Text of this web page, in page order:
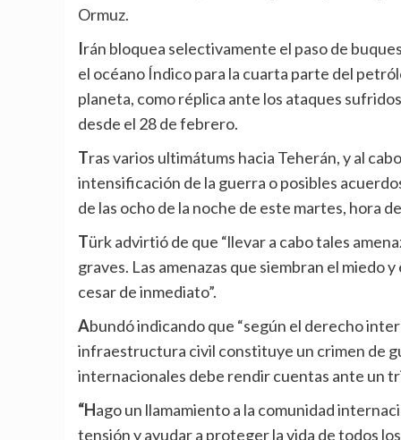
Ormuz.
Irán bloquea selectivamente el paso de buques por el estrecho de Ormuz, salida del golfo Pérsico hacia
el océano Índico para la cuarta parte del
planeta, como réplica ante los ataques
desde el 28 de febrero.
Tras varios ultimátums hacia Teherán, y al cabo de días cargados de declaraciones contradictorias sobre
intensificación de la guerra o posibles
de las ocho de la noche de este martes, hora
Türk advirtió de que “llevar a cabo tales amenazas constituye uno de los crímenes internacionales más
graves. Las amenazas que siembran el
cesar de inmediato”.
Abundó indicando que “según el derecho internacional, atacar deliberadamente a civiles e
infraestructura civil constituye un crimen de
internacionales debe rendir cuentas ante un
“Hago un llamamiento a la comunidad internacional para que tome medidas urgentes para reducir la
tensión y ayudar a proteger la vida de todos